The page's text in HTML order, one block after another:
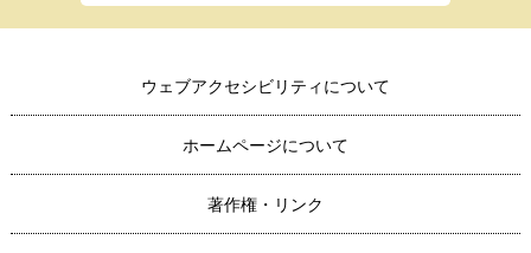
ウェブアクセシビリティについて
ホームページについて
著作権・リンク